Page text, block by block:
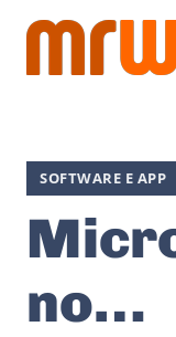
SOFTWARE E APP
no…